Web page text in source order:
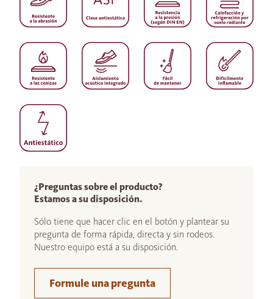
¿Preguntas sobre el producto?
Estamos a su disposición.
Sólo tiene que hacer clic en el botón y plantear su
pregunta de forma rápida, directa y sin rodeos.
Nuestro equipo está a su disposición.
Formule una pregunta